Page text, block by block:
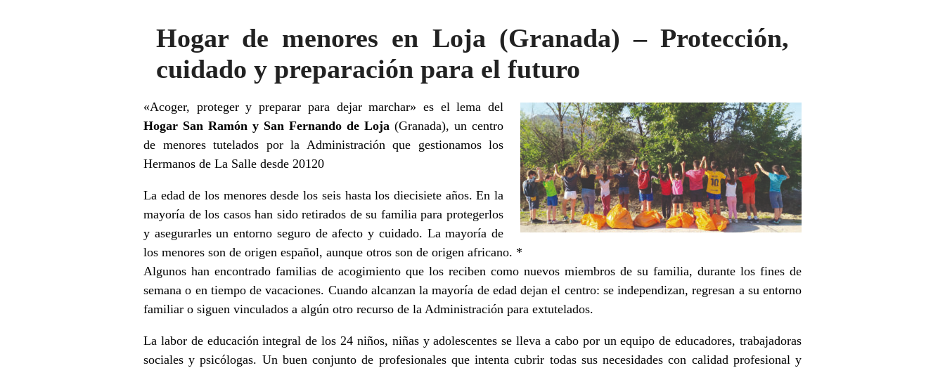
Hogar de menores en Loja (Granada) – Protección,
cuidado y preparación para el futuro
«Acoger, proteger y preparar para dejar marchar» es el lema del
Hogar San Ramón y San Fernando de Loja (Granada), un centro
de menores tutelados por la Administración que gestionamos los
Hermanos de La Salle desde 20120
La edad de los menores desde los seis hasta los diecisiete años. En la
mayoría de los casos han sido retirados de su familia para protegerlos
y asegurarles un entorno seguro de afecto y cuidado. La mayoría de
los menores son de origen español, aunque otros son de origen africano. *
Algunos han encontrado familias de acogimiento que los reciben como nuevos miembros de su familia, durante los fines de
semana o en tiempo de vacaciones. Cuando alcanzan la mayoría de edad dejan el centro: se independizan, regresan a su entorno
familiar o siguen vinculados a algún otro recurso de la Administración para extutelados.
La labor de educación integral de los 24 niños, niñas y adolescentes se lleva a cabo por un equipo de educadores, trabajadoras
sociales y psicólogas. Un buen conjunto de profesionales que intenta cubrir todas sus necesidades con calidad profesional y